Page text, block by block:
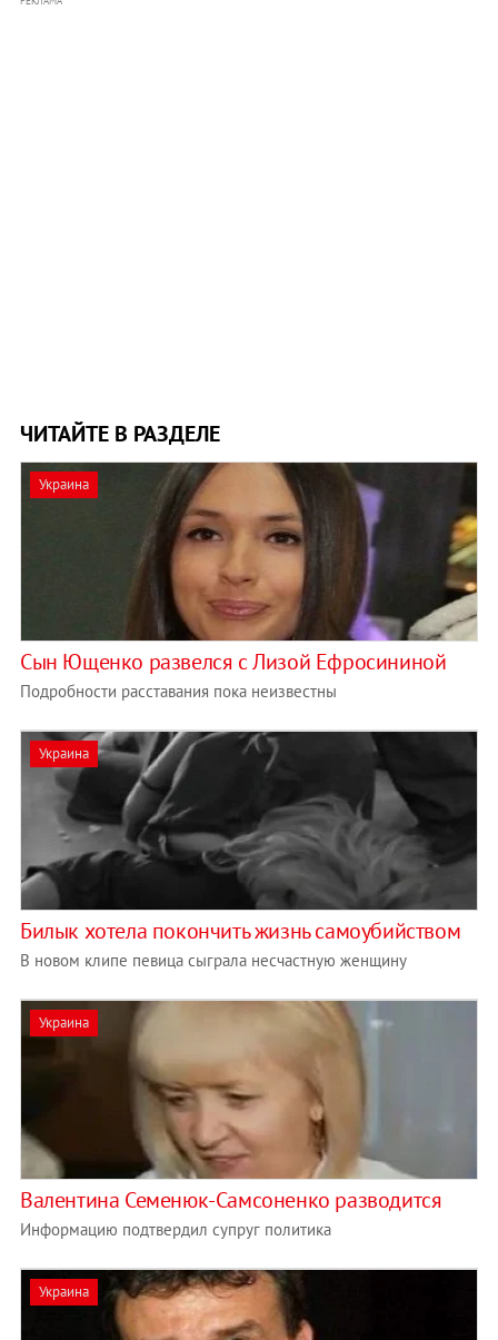
ЧИТАЙТЕ В РАЗДЕЛЕ
Украина
Сын Ющенко развелся с Лизой Ефросининой
Подробности расставания пока неизвестны
Украина
Билык хотела покончить жизнь самоубийством
В новом клипе певица сыграла несчастную женщину
Украина
Валентина Семенюк-Самсоненко разводится
Информацию подтвердил супруг политика
Украина